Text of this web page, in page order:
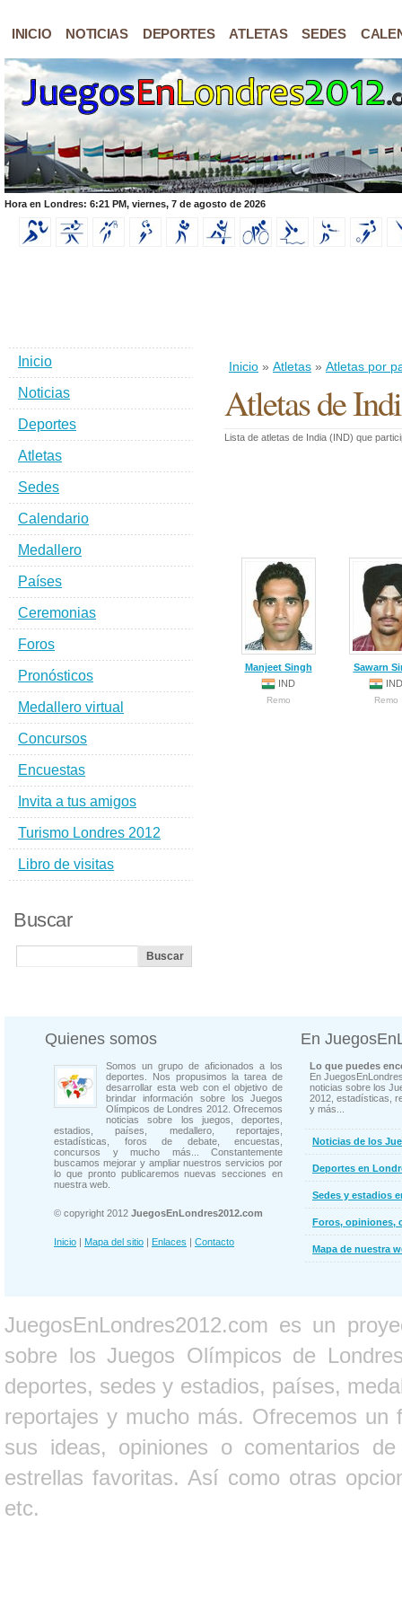
INICIO NOTICIAS DEPORTES ATLETAS SEDES
Hora en Londres: 6:21 PM, viernes, 7 de agosto de 2026
Inicio » Atletas » Atletas por
Atletas de
Lista de atletas de India (IND) que
Manjeet Singh
IND
Remo
Sawarn
IND
Remo
Inicio
Noticias
Deportes
Atletas
Sedes
Calendario
Medallero
Países
Ceremonias
Foros
Pronósticos
Medallero virtual
Concursos
Encuestas
Invita a tus amigos
Turismo Londres 2012
Libro de visitas
Buscar
Quienes somos
Somos un grupo de aficionados a los
deportes. Nos propusimos la tarea de
desarrollar esta web con el objetivo de
brindar información sobre los Juegos
Olímpicos de Londres 2012. Ofrecemos
noticias sobre los juegos, deportes,
estadios, países, medallero, reportajes,
estadísticas, foros de debate, encuestas,
concursos y mucho más... Constantemente
buscamos mejorar y ampliar nuestros servicios por
lo que pronto publicaremos nuevas secciones en
nuestra web.
© copyright 2012 JuegosEnLondres2012.com
Inicio | Mapa del sitio | Enlaces | Contacto
En
Lo que puedes
En
noticias sobre los
2012, estadísticas,
y más...
Noticias de los
Deportes en
Sedes y estadios
Foros, opiniones,
Mapa de nuestra
JuegosEnLondres2012.com es un
sobre los Juegos Olímpicos de
deportes, sedes y estadios, países,
reportajes y mucho más. Ofrecemos un
sus ideas, opiniones o comentarios
estrellas favoritas. Así como otras
etc.